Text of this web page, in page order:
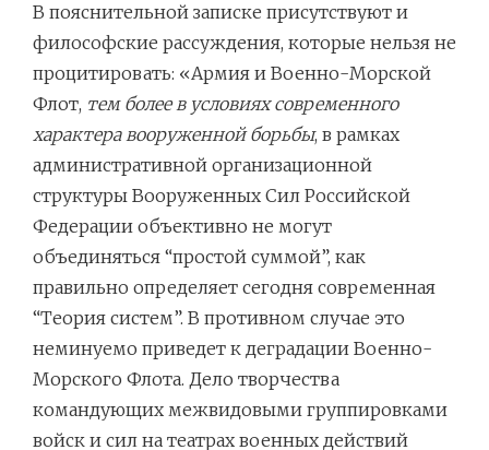
В пояснительной записке присутствуют и
философские рассуждения, которые нельзя не
процитировать: «Армия и Военно-Морской
Флот, тем более в условиях современного
характера вооруженной борьбы, в рамках
административной организационной
структуры Вооруженных Сил Российской
Федерации объективно не могут
объединяться “простой суммой”, как
правильно определяет сегодня современная
“Теория систем”. В противном случае это
неминуемо приведет к деградации Военно-
Морского Флота. Дело творчества
командующих межвидовыми группировками
войск и сил на театрах военных действий